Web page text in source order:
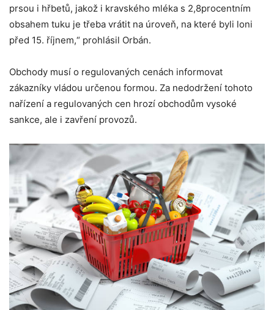
prsou i hřbetů, jakož i kravského mléka s 2,8procentním
obsahem tuku je třeba vrátit na úroveň, na které byli loni
před 15. říjnem,“ prohlásil Orbán.
Obchody musí o regulovaných cenách informovat
zákazníky vládou určenou formou. Za nedodržení tohoto
nařízení a regulovaných cen hrozí obchodům vysoké
sankce, ale i zavření provozů.